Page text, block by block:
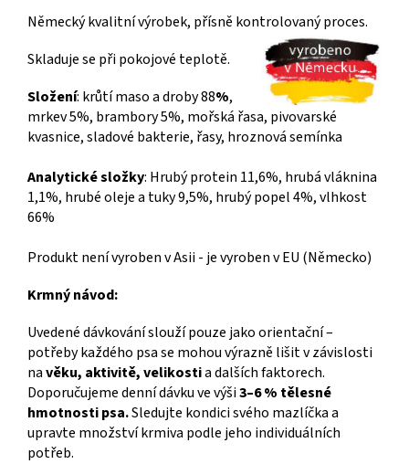
Německý kvalitní výrobek, přísně kontrolovaný proces.
Skladuje se při pokojové teplotě.
Složení: krůtí maso a droby 88%,
mrkev 5%, brambory 5%, mořská řasa, pivovarské
kvasnice, sladové bakterie, řasy, hroznová semínka
Analytické složky: Hrubý protein 11,6%, hrubá vláknina
1,1%, hrubé oleje a tuky 9,5%, hrubý popel 4%, vlhkost
66%
Produkt není vyroben v Asii - je vyroben v EU (Německo)
Krmný návod:
Uvedené dávkování slouží pouze jako orientační –
potřeby každého psa se mohou výrazně lišit v závislosti
navěku, aktivitě, velikostia dalších faktorech.
Doporučujeme denní dávku ve výši3–6 % tělesné
hmotnosti psa.Sledujte kondici svého mazlíčka a
upravte množství krmiva podle jeho individuálních
potřeb.